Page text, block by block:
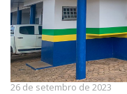
26 de setembro de 2023